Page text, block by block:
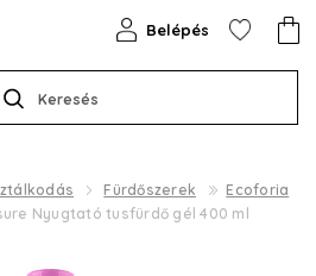
Keresés
Belépés
Fürdőszerek
Ecoforia
Nyugtató tusfürdő gél 400 ml